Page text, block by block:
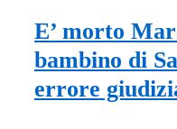
E’ morto
bambino di
errore